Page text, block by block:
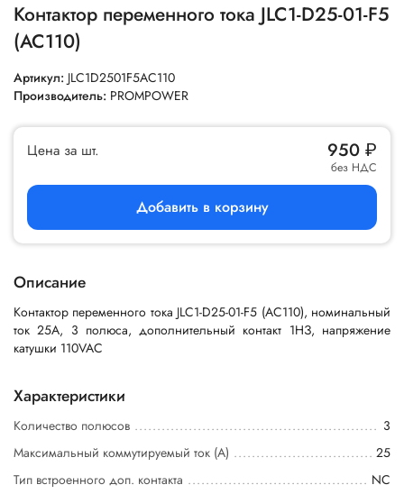
Контактор переменного тока JLC1-D25-01-F5
(AC110)
Артикул: JLC1D2501F5AC110
Производитель: PROMPOWER
Цена за шт. 950 ₽
без НДС
Добавить в корзину
Описание
Контактор переменного тока JLC1-D25-01-F5 (AC110), номинальный
ток 25A, 3 полюса, дополнительный контакт 1НЗ, напряжение
катушки 110VAC
Характеристики
Количество полюсов
3
Максимальный коммутируемый ток (А)
25
Тип встроенного доп. контакта
NC